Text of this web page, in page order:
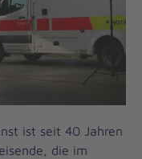
ist seit 40 Jahren
die im